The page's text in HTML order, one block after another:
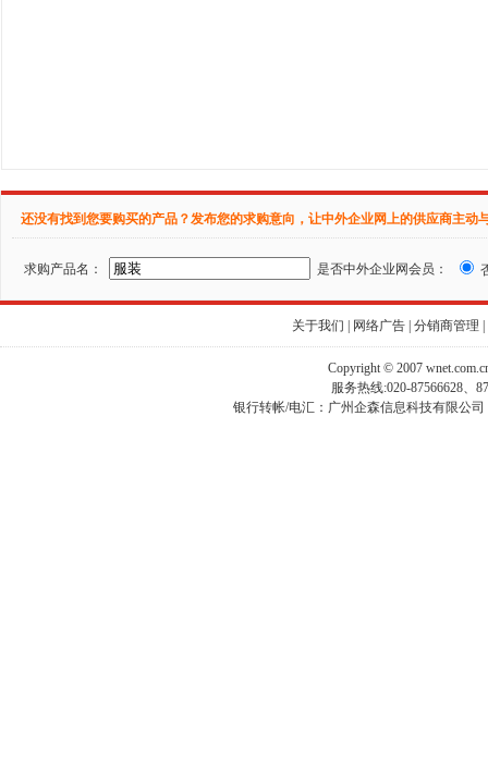
还没有找到您要购买的产品？发布您的求购意向，让中外企业网上的供应商主动
求购产品名： 是否中外企业网会员：
关于我们 网络广告 分销商管理
Copyright © 2007
服务热线:020-87566628、
银行转帐/电汇：广州企森信息科技有限公